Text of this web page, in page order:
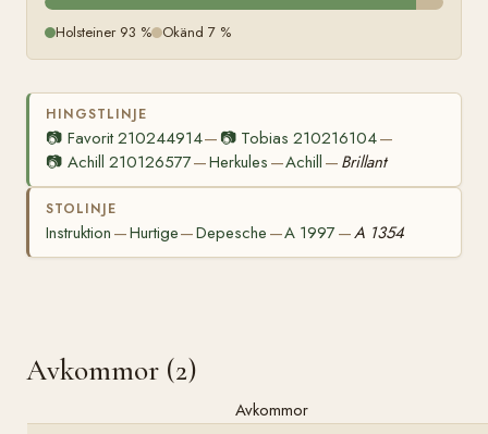
Holsteiner 93 % Okänd 7 %
HINGSTLINJE
📷 Favorit 210244914— 📷 Tobias 210216104—
📷 Achill 210126577—Herkules —Achill — Brillant
STOLINJE
Instruktion —Hurtige—Depesche —A 1997 —A 1354
Avkommor (2)
Avkommor